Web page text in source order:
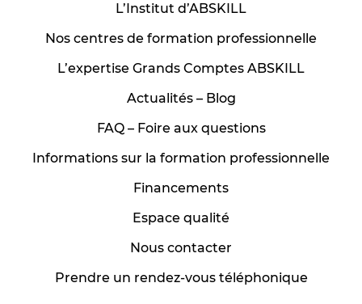
L’Institut d’ABSKILL
Nos centres de formation professionnelle
L’expertise Grands Comptes ABSKILL
Actualités – Blog
FAQ – Foire aux questions
Informations sur la formation professionnelle
Financements
Espace qualité
Nous contacter
Prendre un rendez-vous téléphonique